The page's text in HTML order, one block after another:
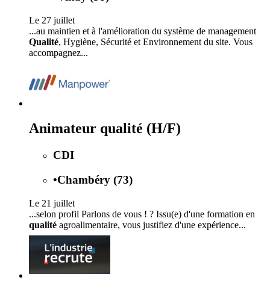
Le 27 juillet
...au maintien et à l'amélioration du système de management
Qualité, Hygiène, Sécurité et Environnement du site. Vous
accompagnez...
Animateur qualité (H/F)
CDI
•Chambéry (73)
Le 21 juillet
...selon profil Parlons de vous ! ? Issu(e) d'une formation en
qualité agroalimentaire, vous justifiez d'une expérience...